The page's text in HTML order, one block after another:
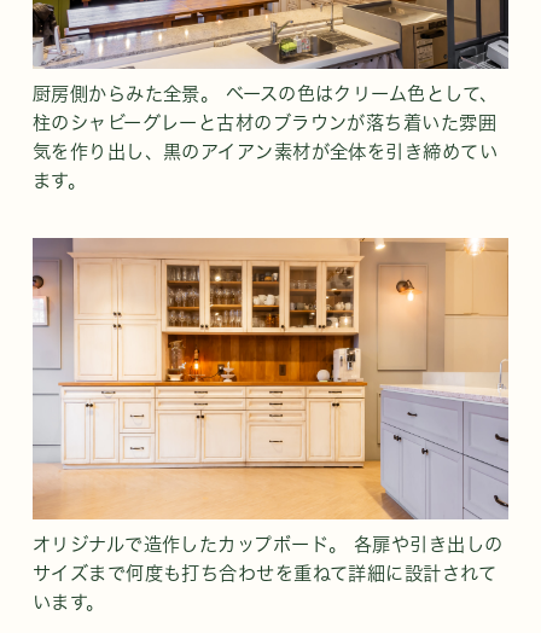
厨房側からみた全景。 ベースの色はクリーム色として、
柱のシャビーグレーと古材のブラウンが落ち着いた雰囲
気を作り出し、黒のアイアン素材が全体を引き締めてい
ます。
オリジナルで造作したカップボード。 各扉や引き出しの
サイズまで何度も打ち合わせを重ねて詳細に設計されて
います。